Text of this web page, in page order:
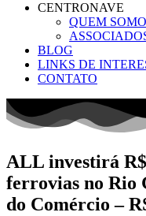
CENTRONAVE
QUEM
BLOG
LINKS DE
CONTATO
ALL investirá
ferrovias no Rio
do Comércio –